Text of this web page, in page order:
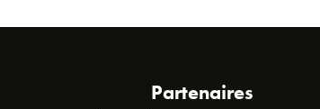
Partenaires